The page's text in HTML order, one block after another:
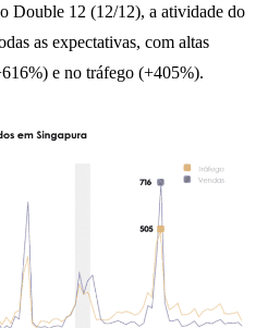
Double 12 (12/12), a atividade do
as expectativas, com altas
e no tráfego (+405%).